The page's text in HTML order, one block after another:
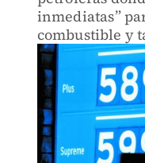
inmediatas”
combustible y
sus ganancias
acusación es